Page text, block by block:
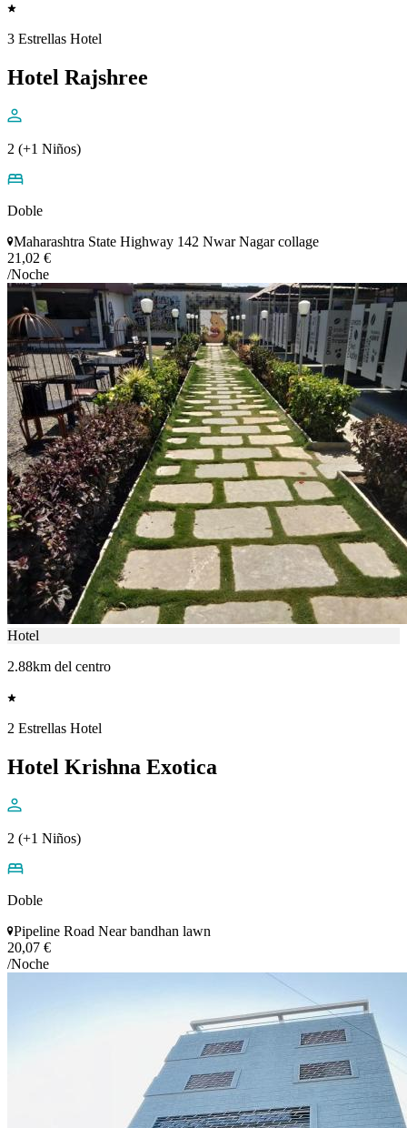
3 Estrellas Hotel
Hotel Rajshree
2 (+1 Niños)
Doble
Maharashtra State Highway 142 Nwar Nagar collage
21,02 €
/Noche
Hotel
2.88km del centro
2 Estrellas Hotel
Hotel Krishna Exotica
2 (+1 Niños)
Doble
Pipeline Road Near bandhan lawn
20,07 €
/Noche